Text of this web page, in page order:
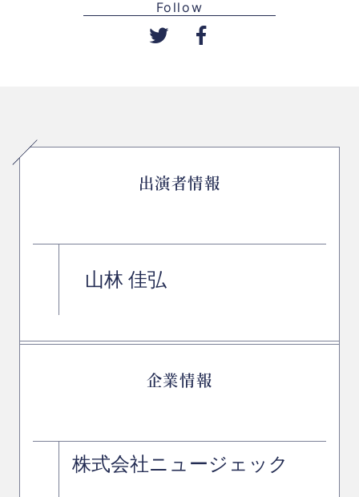
Follow
出演者情報
山林 佳弘
企業情報
株式会社ニュージェック